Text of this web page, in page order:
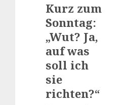
Kurz zum
Sonntag:
„Wut? Ja,
auf was
soll ich
sie
richten?“